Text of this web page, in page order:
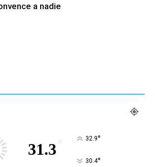
a nadie
31.3 ° 32.9°
30.4°